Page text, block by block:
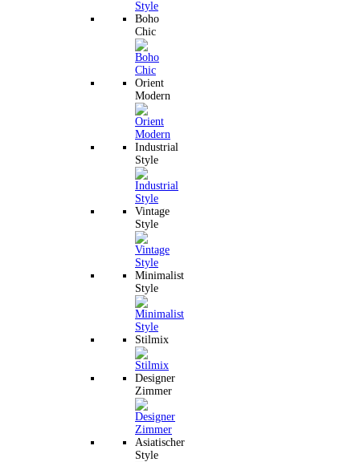
Boho
Chic
Orient
Modern
Industrial
Style
Vintage
Style
Minimalist
Style
Stilmix
Designer
Zimmer
Asiatischer
Style